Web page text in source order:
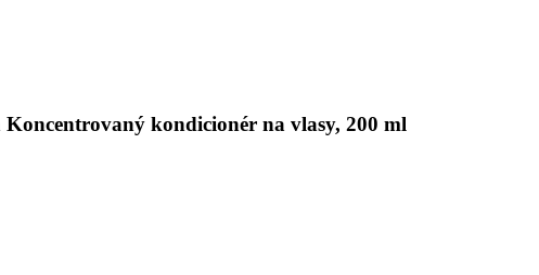
kondicionér na vlasy, 200 ml